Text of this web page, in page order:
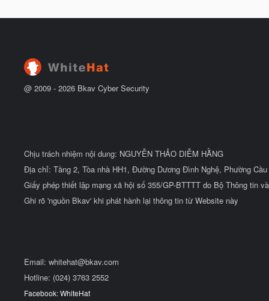
@ 2009 - 2026 Bkav Cyber Security
Chịu trách nhiệm nội dung: NGUYỄN THẢO DIỄM HẰNG
Địa chỉ: Tầng 2, Tòa nhà HH1, Đường Dương Đình Nghệ, Phường
Giấy phép thiết lập mạng xã hội số 355/GP-BTTTT do Bộ Thông tin
Ghi rõ 'nguồn Bkav' khi phát hành lại thông tin từ Website này
Email: whitehat@bkav.com
Hotline: (024) 3763 2552
Facebook: WhiteHat